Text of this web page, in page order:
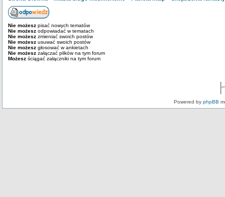
Nie możesz pisać nowych tematów
Nie możesz odpowiadać w tematach
Nie możesz zmieniać swoich postów
Nie możesz usuwać swoich postów
Nie możesz głosować w ankietach
Nie możesz załączać plików na tym forum
Możesz ściągać załączniki na tym forum
Powered by phpBB